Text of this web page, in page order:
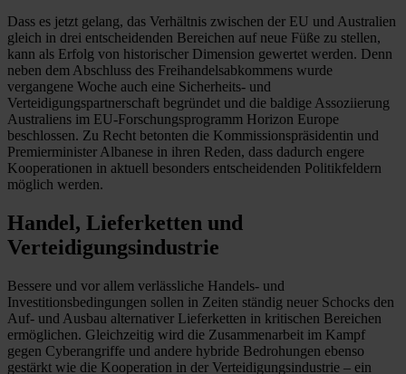
Dass es jetzt gelang, das Verhältnis zwischen der EU und Australien
gleich in drei entscheidenden Bereichen auf neue Füße zu stellen,
kann als Erfolg von historischer Dimension gewertet werden. Denn
neben dem Abschluss des Freihandelsabkommens wurde
vergangene Woche auch eine Sicherheits- und
Verteidigungspartnerschaft begründet und die baldige Assoziierung
Australiens im EU-Forschungsprogramm Horizon Europe
beschlossen. Zu Recht betonten die Kommissionspräsidentin und
Premierminister Albanese in ihren Reden, dass dadurch engere
Kooperationen in aktuell besonders entscheidenden Politikfeldern
möglich werden.
Handel, Lieferketten und
Verteidigungsindustrie
Bessere und vor allem verlässliche Handels- und
Investitionsbedingungen sollen in Zeiten ständig neuer Schocks den
Auf- und Ausbau alternativer Lieferketten in kritischen Bereichen
ermöglichen. Gleichzeitig wird die Zusammenarbeit im Kampf
gegen Cyberangriffe und andere hybride Bedrohungen ebenso
gestärkt wie die Kooperation in der Verteidigungsindustrie – ein